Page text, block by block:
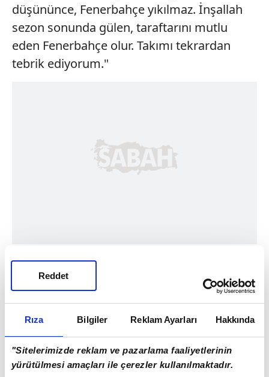
Rıza Bilgiler Reklam Ayarları Hakkında
"Sitelerimizde reklam ve pazarlama faaliyetlerinin
yürütülmesi amaçları ile çerezler kullanılmaktadır.
Reddet
düşününce, Fenerbahçe yıkılmaz. İnşallah
sezon sonunda gülen, taraftarını mutlu
eden Fenerbahçe olur. Takımı tekrardan
tebrik ediyorum."
Haber Girişi